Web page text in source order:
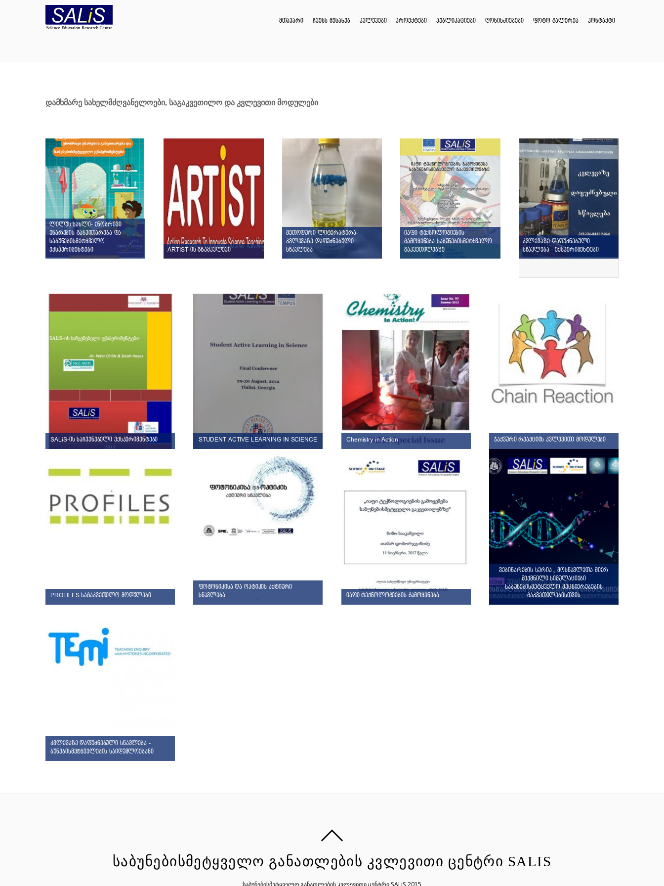
მთავარი ჩვენს შესახებ კვლევები პროექტები პუბლიკაციები ღონისძიებები ფოტო გალერეა კონტაქტი
დამხმარე სახელმძღვანელოები, საგაკვეთილო და კვლევითი მოდულები
ლილუს სახლი- ენობრივი
უნარების განვითარება და
საბუნებისმეტყველო
ექსპერიმენტები
ARTIST-ის გზამკვლევი
მეთოდური ლიტერატურა-
კვლევაზე დაფუძნებული
სწავლება
იაფი ტექნოლოგიების
გამოყენება საბუნებისმეტყველო
გაკვეთილებზე
კვლევაზე დაფუძნებული
სწავლება - ექსპერიმენტები
SALiS-ის საჩვენებელი ექსპერიმენტები
PROFILES საგაკვეთილო მოდულები
STUDENT ACTIVE LEARNING IN SCIENCE
ფოტონიკისა და ოპტიკის აქტიური
სწავლება
Chemistry in Action
იაფი ტექნოლოგიების გამოყენება
ჯაჭვური რეაქციის კვლევითი მოდულები
ვებინარების სერია „ მოსწავლეთა მიერ
შექმნილი სიმულაციები
საბუნებისმეტყველო მეცნიერებების
გაკვეთილებისთვის
კვლევაზე დაფუძნებული სწავლება -
ბუნებისმეტყველების საიდუმლოებანი
ᲡᲐᲑᲣᲜᲔᲑᲘᲡᲛᲔᲢᲧᲕᲔᲚᲝ ᲒᲐᲜᲐᲗᲚᲔᲑᲘᲡ ᲙᲕᲚᲔᲕᲘᲗᲘ ᲪᲔᲜᲢᲠᲘ SALIS